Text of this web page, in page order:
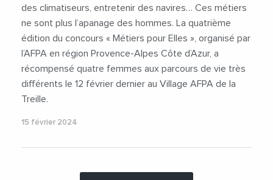
des climatiseurs, entretenir des navires… Ces métiers
ne sont plus l’apanage des hommes. La quatrième
édition du concours « Métiers pour Elles », organisé par
l’AFPA en région Provence-Alpes Côte d’Azur, a
récompensé quatre femmes aux parcours de vie très
différents le 12 février dernier au Village AFPA de la
Treille.
15 février 2024